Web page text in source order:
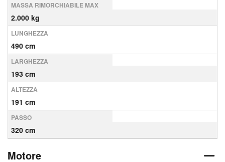
MASSA RIMORCHIABILE MAX
2.000 kg
LUNGHEZZA
490 cm
LARGHEZZA
193 cm
ALTEZZA
191 cm
PASSO
320 cm
Motore